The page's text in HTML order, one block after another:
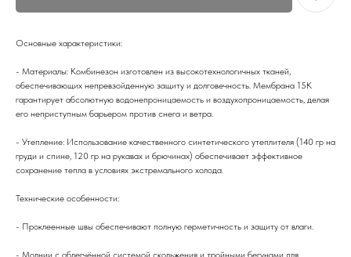
Основные характеристики:
- Материалы: Комбинезон изготовлен из высокотехнологичных тканей,
обеспечивающих непревзойденную защиту и долговечность. Мембрана 15K
гарантирует абсолютную водонепроницаемость и воздухопроницаемость, делая
его неприступным барьером против снега и ветра.
- Утепление: Использование качественного синтетического утеплителя (140 гр на
груди и спине, 120 гр на рукавах и брючинах) обеспечивает эффективное
сохранение тепла в условиях экстремального холода.
Технические особенности:
- Проклеенные швы обеспечивают полную герметичность и защиту от влаги.
- Молнии с облегчённой системой скольжения и тройными бегунами для